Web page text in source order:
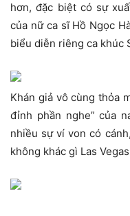
hơn, đặc biệt có sự
của nữ ca sĩ Hồ Ngọc
biểu diễn riêng ca khúc
Khán giả vô cùng thỏa
đỉnh phần nghe” của
nhiều sự ví von có
không khác gì Las